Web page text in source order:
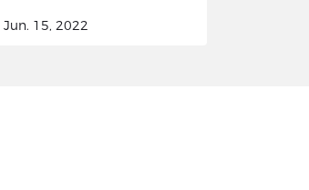
Jun. 15, 2022